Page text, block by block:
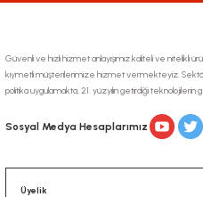
Güvenli ve hızlı hizmet anlayışımız kaliteli ve nitelikli
kıymetli müşterilerimize hizmet vermekteyiz.
politika uygulamakta, 21. yüzyılın getirdiği
Sosyal Medya Hesaplarımız
Üyelik